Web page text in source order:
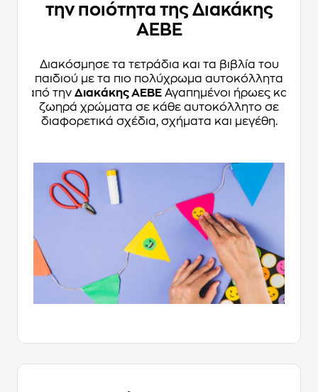
την ποιότητα της Διακάκης
ΑΕΒΕ
Διακόσμησε τα τετράδια και τα βιβλία του
παιδιού με τα πιο πολύχρωμα αυτοκόλλητα
από την Διακάκης ΑΕΒΕ Αγαπημένοι ήρωες και
ζωηρά χρώματα σε κάθε αυτοκόλλητο σε
διαφορετικά σχέδια, σχήματα και μεγέθη.